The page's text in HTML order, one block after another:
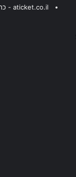
aticket.co.il - כרטיסים להופעות